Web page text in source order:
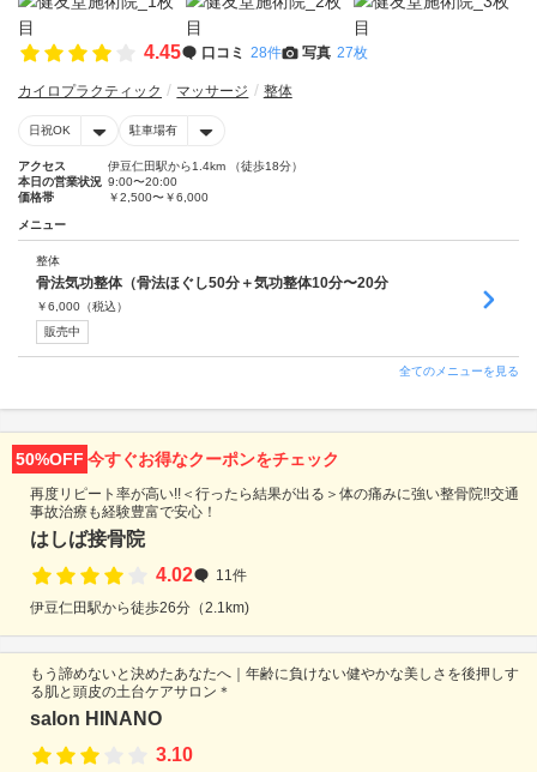
4.45 口コミ 28件 写真 27枚
カイロプラクティック マッサージ 整体
日祝OK 駐車場有
アクセス
伊豆仁田駅から1.4km （徒歩18分）
本日の営業状況 9:00〜20:00
価格帯
￥2,500〜￥6,000
メニュー
整体
骨法気功整体（骨法ほぐし50分＋気功整体10分〜20分
￥6,000 （税込）
販売中
全てのメニューを見る
50%OFF 今すぐお得なクーポンをチェック
再度リピート率が高い!!＜行ったら結果が出る＞体の痛みに強い整骨院‼︎交通
事故治療も経験豊富で安心！
はしば接骨院
4.02
11件
伊豆仁田駅から徒歩26分（2.1km)
もう諦めないと決めたあなたへ｜年齢に負けない健やかな美しさを後押しす
る肌と頭皮の土台ケアサロン＊
salon HINANO
3.10